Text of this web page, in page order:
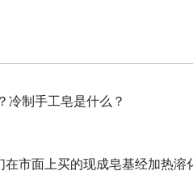
冷制手工皂是什么？
市面上买的现成皂基经加热溶